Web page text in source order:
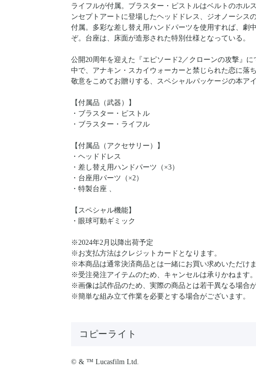
ライフルが付属。ブラスター・ピストルはベルトのホル
ンセプトアートに登場したヘッドドレス、ジオノーシス
付属。多彩な差し替え用ハンドパーツを使用すれば、劇
ぞ。台座は、床面が造形された特別仕様となっている。
公開20周年を迎えた『エピソード2／クローンの攻撃』
中で、アナキン・スカイウォーカーと禁じられた恋に落
敬意をこめてお贈りする、スペシャルパッケージの本ア
【付属品（武器）】
・ブラスター・ピストル
・ブラスター・ライフル
【付属品（アクセサリー）】
・ヘッドドレス
・差し替え用ハンドパーツ（×3）
・台座用パーツ（×2）
・特製台座 、
【スペシャル機能】
・眼球可動ギミック
※2024年2月以降出荷予定
※お支払方法はクレジットカードとなります。
※本商品は通常決済商品とは一緒にお買い求めいただけま
※受注発注アイテムのため、キャンセルは承りかねます。
※画像は試作品のため、実際の商品とは若干異なる場合が
※簡単な組み立て作業を必要とする場合がございます。
コピーライト
© & ™ Lucasfilm Ltd.